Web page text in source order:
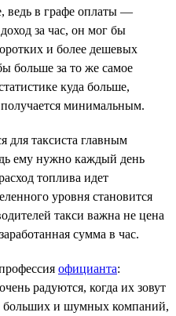
ведь в графе оплаты —
за час, он мог бы
и более дешевых
больше за то же самое
куда больше,
минимальным.
для таксиста главным
ему нужно каждый день
топлива идет
уровня становится
такси важна не цена
сумма в час.
официанта:
радуются, когда их зовут
больших и шумных компаний,